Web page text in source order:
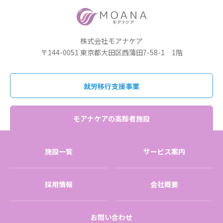
株式会社モアナケア
〒144-0051 東京都大田区西蒲田7-58-1 1階
就労移行支援事業
モアナケアの高齢者施設
施設一覧 サービス案内
採用情報 会社概要
お問い合わせ